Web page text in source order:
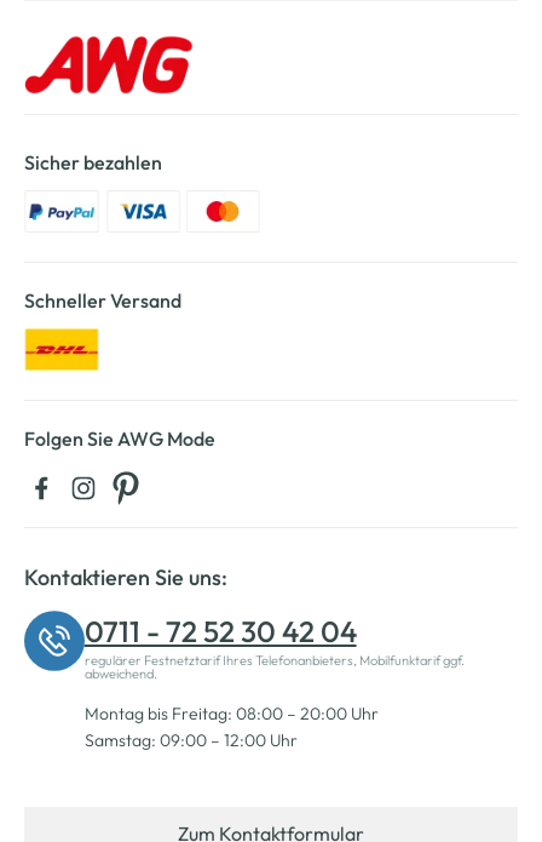
Sicher bezahlen
Schneller Versand
Folgen Sie AWG Mode
Kontaktieren Sie uns:
0711 - 72 52 30 42 04
regulärer Festnetztarif Ihres Telefonanbieters, Mobilfunktarif ggf.
abweichend.
Montag bis Freitag: 08:00 – 20:00 Uhr
Samstag: 09:00 – 12:00 Uhr
Zum Kontaktformular